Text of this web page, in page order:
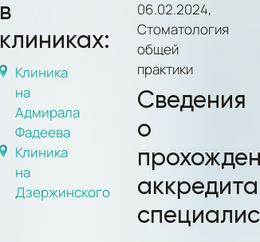
в
клиниках:
Клиника
на
Адмирала
Фадеева
Клиника
на
Дзержинского
06.02.2024,
Стоматология
общей
практики
Сведения
о